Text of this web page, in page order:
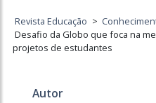
Revista Educação >
Desafio da Globo que foca na
projetos de estudantes
Autor